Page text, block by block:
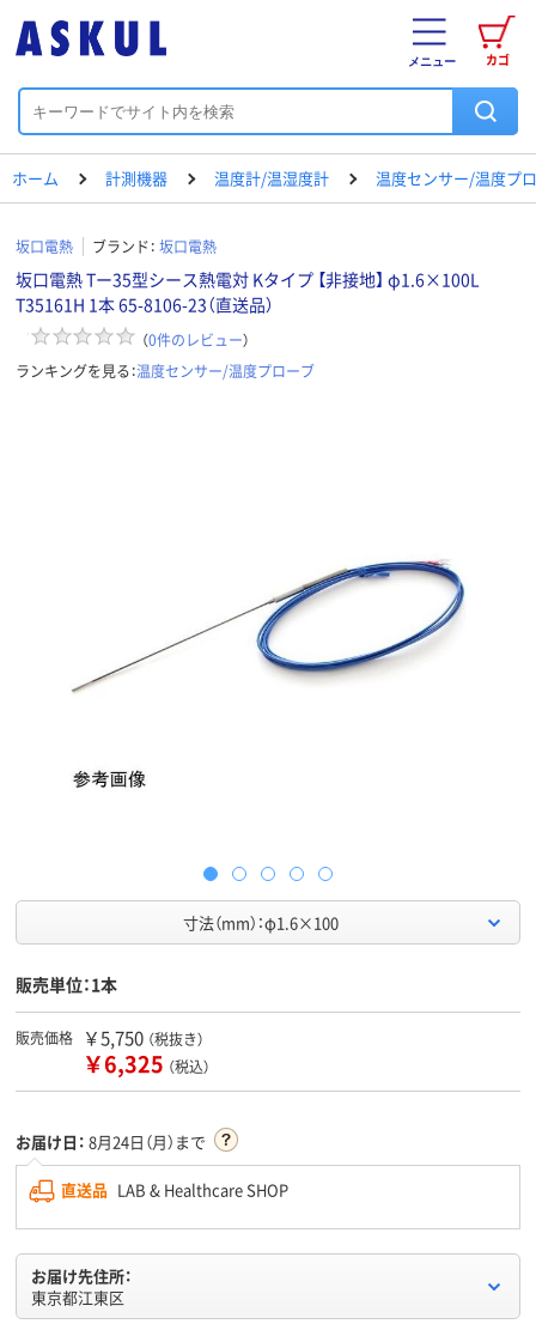
カゴ
メニュー
ホーム 計測機器 温度計/温湿度計 温度センサー/温度プ
坂口電熱 ブランド： 坂口電熱
坂口電熱 Tー35型シース熱電対 Kタイプ 【非接地】 φ1.6×100L
T35161H 1本 65-8106-23（直送品）
（0件のレビュー）
ランキングを見る：温度センサー/温度プローブ
寸法（mm）：φ1.6×100
販売単位：1本
販売価格 ￥5,750 （税抜き）
￥6,325 （税込）
お届け日： 8月24日（月）まで
直送品 LAB & Healthcare SHOP
お届け先住所：
東京都江東区